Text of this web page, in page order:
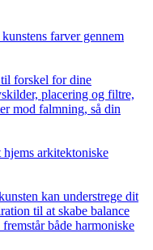
farver gennem
forskel for dine
placering og filtre,
mod falmning, så din
arkitektoniske
kan understrege dit
til at skabe balance
både harmoniske